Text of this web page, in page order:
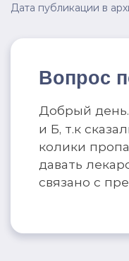
Дата публикации в
Вопрос
Добрый
и Б, т.к
колики
давать
связано с